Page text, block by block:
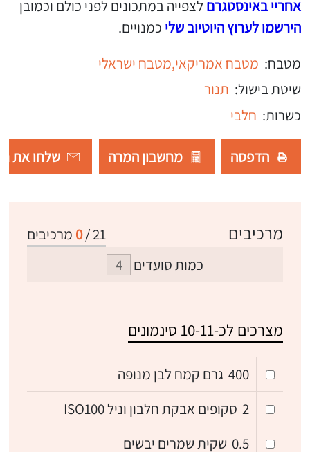
אחריי באינסטגרם לצפייה במתכונים לפני כולם וכמובן
הירשמו לערוץ היוטיוב שלי כמנויים.
מטבח: מטבח אמריקאי,מטבח ישראלי
שיטת בישול: תנור
כשרות: חלבי
הדפסה מחשבון המרה שלחו את
21
/
0 מרכיבים מרכיבים
כמות סועדים
מצרכים לכ-10-11 סינמונים
400 גרם קמח לבן מנופה
2 סקופים אבקת חלבון וניל ISO100
0.5 שקית שמרים יבשים